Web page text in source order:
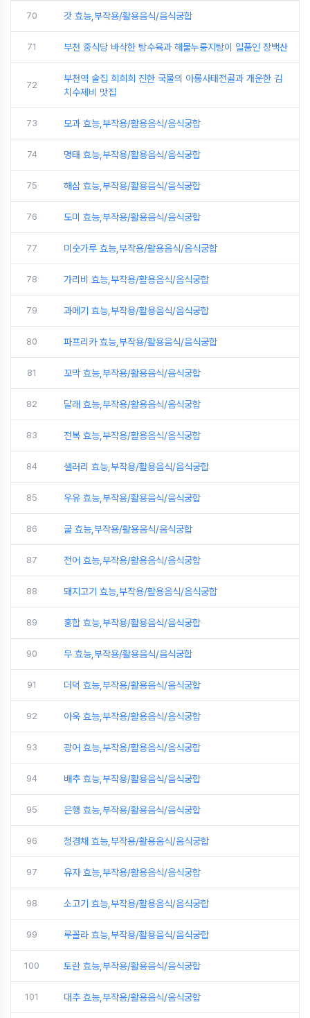
70 갓 효능,부작용/활용음식/음식궁합
71 부천 중식당 바삭한 탕수육과 해물누룽지탕이 일품인 장백산
72
부천역 술집 희희희 진한 국물의 아롱사태전골과 개운한 김
치수제비 맛집
73 모과 효능,부작용/활용음식/음식궁합
74 명태 효능,부작용/활용음식/음식궁합
75 해삼 효능,부작용/활용음식/음식궁합
76 도미 효능,부작용/활용음식/음식궁합
77 미숫가루 효능,부작용/활용음식/음식궁합
78 가리비 효능,부작용/활용음식/음식궁합
79 과메기 효능,부작용/활용음식/음식궁합
80 파프리카 효능,부작용/활용음식/음식궁합
81 꼬막 효능,부작용/활용음식/음식궁합
82 달래 효능,부작용/활용음식/음식궁합
83 전복 효능,부작용/활용음식/음식궁합
84 샐러리 효능,부작용/활용음식/음식궁합
85 우유 효능,부작용/활용음식/음식궁합
86 굴 효능,부작용/활용음식/음식궁합
87 전어 효능,부작용/활용음식/음식궁합
88 돼지고기 효능,부작용/활용음식/음식궁합
89 홍합 효능,부작용/활용음식/음식궁합
90 무 효능,부작용/활용음식/음식궁합
91 더덕 효능,부작용/활용음식/음식궁합
92 아욱 효능,부작용/활용음식/음식궁합
93 광어 효능,부작용/활용음식/음식궁합
94 배추 효능,부작용/활용음식/음식궁합
95 은행 효능,부작용/활용음식/음식궁합
96 청경채 효능,부작용/활용음식/음식궁합
97 유자 효능,부작용/활용음식/음식궁합
98 소고기 효능,부작용/활용음식/음식궁합
99 루꼴라 효능,부작용/활용음식/음식궁합
100 토란 효능,부작용/활용음식/음식궁합
101 대추 효능,부작용/활용음식/음식궁합